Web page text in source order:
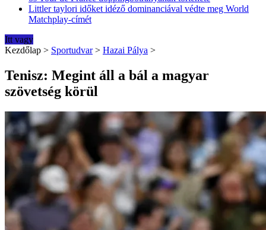
Littler taylori időket idéző dominanciával védte meg World
Matchplay-címét
Itt vagy
Kezdőlap > Sportudvar > Hazai Pálya >
Tenisz: Megint áll a bál a magyar
szövetség körül